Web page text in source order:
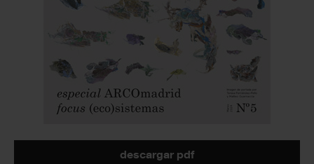
descargar pdf